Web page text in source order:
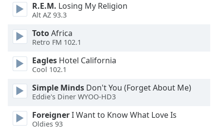
Background
Color
Opacity
Caption
Area
Background
Color
R.E.M. Losing My Religion
Alt AZ 93.3
TotoAfrica
Retro FM 102.1
Eagles Hotel California
Cool 102.1
Simple Minds Don't You (Forget About Me)
Eddie's Diner WYOO-HD3
ForeignerI Want to Know What Love Is
Oldies 93